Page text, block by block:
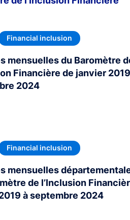
Financial inclusion
mensuelles du Baromètre
Financière de janvier
2024
Financial inclusion
mensuelles
de l’Inclusion
à septembre 2024